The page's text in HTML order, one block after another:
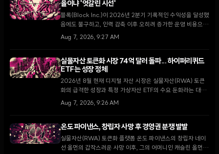
율이냐 '엇갈린 시선'
블록(Block Inc.)이 2026년 2분기 기록적인 수익성을 달성했
음에도 불구하고, 인력 감축 이후 오히려 증가한 운영 비용으로
인해 시장의 평가가 엇갈리고 있다. 캐시 우드의 아크 인베스트
Aug 7, 2026, 9:27 AM
실물자산 토큰화 시장 74억 달러 돌파... 하이퍼리퀴드
ETF는 성장 정체
2026년 8월 현재 디지털 자산 시장은 실물자산(RWA) 토큰
화의 급격한 성장과 특정 가상자산 ETF의 수요 둔화라는 대조
적인 국면을 맞이하고 있다. 코인셰어즈에 따르면 RWA 예치
Aug 7, 2026, 9:26 AM
온도 파이낸스, 창립자 사망 후 경영권 분쟁 발발
실물자산(RWA) 토큰화 플랫폼 온도 파이낸스의 창립자 네이
선 올먼의 갑작스러운 사망 이후, 그의 어머니인 캐슬린 올먼이